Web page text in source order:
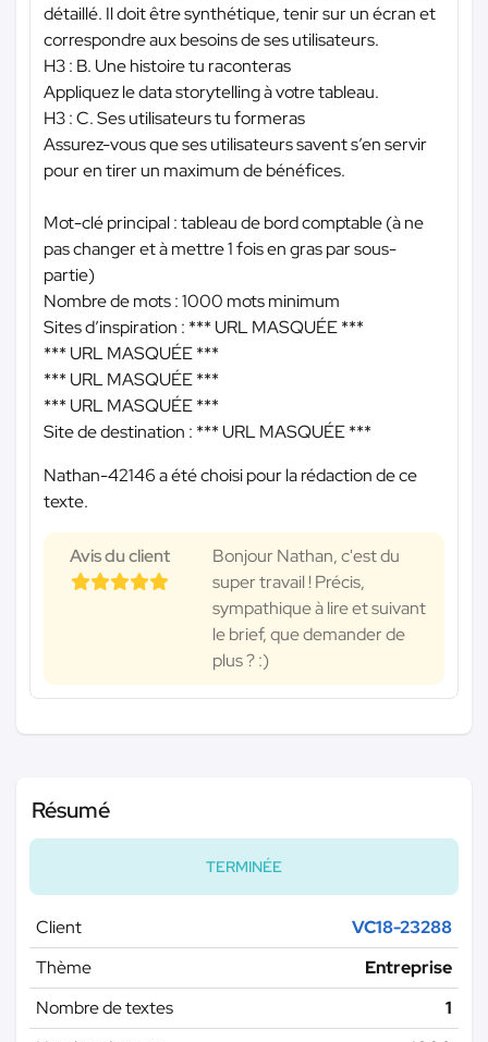
détaillé. Il doit être synthétique, tenir sur un écran et
correspondre aux besoins de ses utilisateurs.
H3 : B. Une histoire tu raconteras
Appliquez le data storytelling à votre tableau.
H3 : C. Ses utilisateurs tu formeras
Assurez-vous que ses utilisateurs savent s’en servir
pour en tirer un maximum de bénéfices.
Mot-clé principal : tableau de bord comptable (à ne
pas changer et à mettre 1 fois en gras par sous-
partie)
Nombre de mots : 1000 mots minimum
Sites d’inspiration : *** URL MASQUÉE ***
*** URL MASQUÉE ***
*** URL MASQUÉE ***
*** URL MASQUÉE ***
Site de destination : *** URL MASQUÉE ***
Nathan-42146 a été choisi pour la rédaction de ce
texte.
Avis du client
Bonjour Nathan, c'est du
super travail ! Précis,
sympathique à lire et suivant
le brief, que demander de
plus ? :)
Résumé
TERMINÉE
Client
VC18-23288
Thème
Entreprise
Nombre de textes
1